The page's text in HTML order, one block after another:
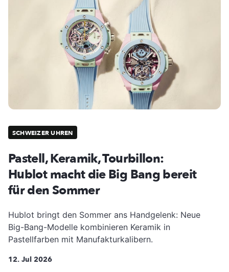
SCHWEIZER UHREN
Pastell, Keramik, Tourbillon:
Hublot macht die Big Bang bereit
für den Sommer
Hublot bringt den Sommer ans Handgelenk: Neue
Big-Bang-Modelle kombinieren Keramik in
Pastellfarben mit Manufakturkalibern.
12. Jul 2026